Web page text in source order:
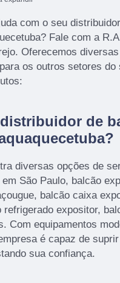
com o seu
Fale com a
Oferecemos
os outros setores
de
diversas opções de
São Paulo, balcão
balcão caixa
expositor,
Com equipamentos
é capaz de
sua confiança.